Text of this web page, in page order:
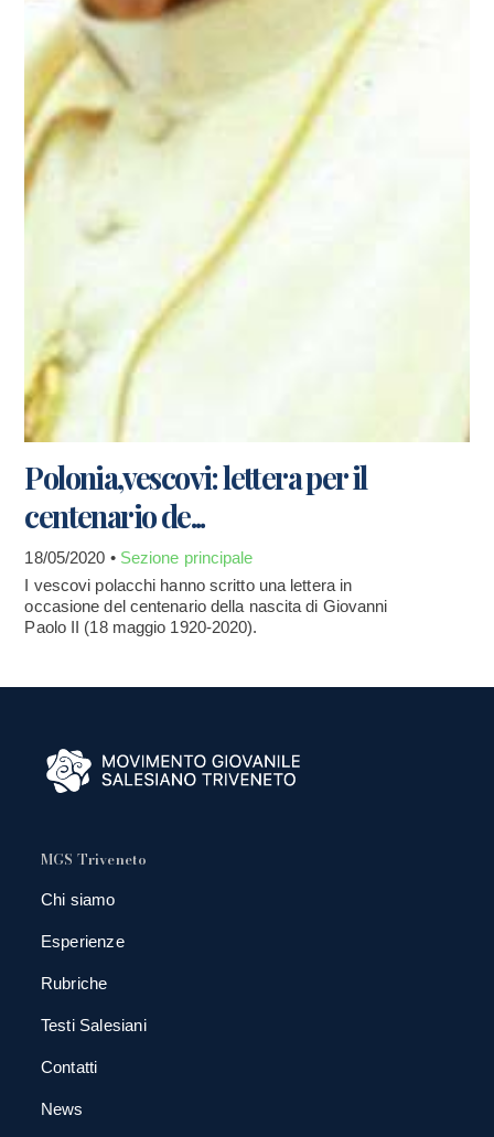
Polonia,vescovi: lettera per il
centenario de...
18/05/2020 • Sezione principale
I vescovi polacchi hanno scritto una lettera in
occasione del centenario della nascita di Giovanni
Paolo II (18 maggio 1920-2020).
MGS Triveneto
Chi siamo
Esperienze
Rubriche
Testi Salesiani
Contatti
News